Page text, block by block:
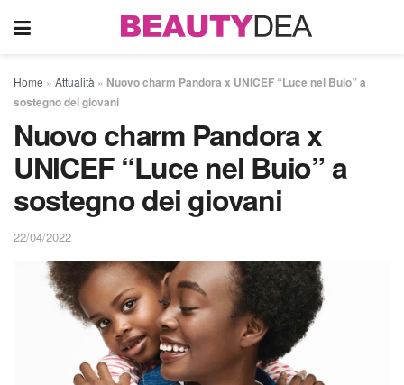
Home » Attualità » Nuovo charm Pandora x UNICEF “Luce nel Buio” a
sostegno dei giovani
Nuovo charm Pandora x
UNICEF “Luce nel Buio” a
sostegno dei giovani
22/04/2022